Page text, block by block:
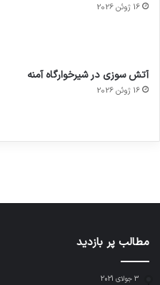
16 ژوئن 2026
آتش سوزی در شیرخوارگاه آمنه
16 ژوئن 2026
برای
کشف
توسط
مجازی
…
مطالب پر بازدید
3 جولای 2021